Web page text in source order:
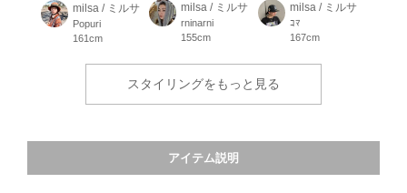
milsa / ミルサ
Popuri
161cm
milsa / ミルサ
rninarni
155cm
milsa / ミルサ
ｺﾏ
167cm
スタイリングをもっと見る
アイテム説明